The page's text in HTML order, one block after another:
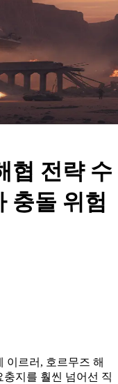
협 전략 수
충돌 위험
이르러, 호르무즈 해
지를 훨씬 넘어선 직